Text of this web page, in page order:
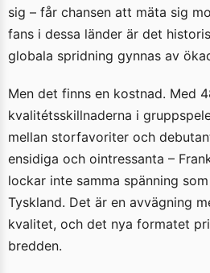
sig – får chansen att mäta sig
fans i dessa länder är det
globala spridning gynnas av
Men det finns en kostnad. Med
kvalitétsskillnaderna i
mellan storfavoriter och
ensidiga och ointressanta –
lockar inte samma spänning
Tyskland. Det är en avvägning
kvalitet, och det nya formatet
bredden.